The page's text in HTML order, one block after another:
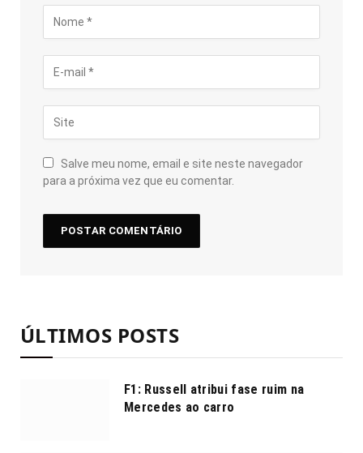
Salve meu nome, email e site neste navegador
para a próxima vez que eu comentar.
ÚLTIMOS POSTS
F1: Russell atribui fase ruim na
Mercedes ao carro